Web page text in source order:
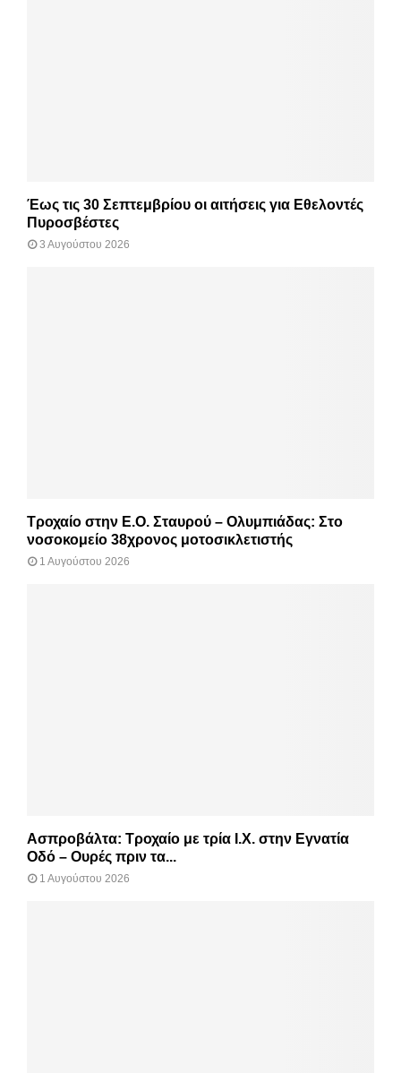
Έως τις 30 Σεπτεμβρίου οι αιτήσεις για Εθελοντές
Πυροσβέστες
3 Αυγούστου 2026
Τροχαίο στην Ε.Ο. Σταυρού – Ολυμπιάδας: Στο
νοσοκομείο 38χρονος μοτοσικλετιστής
1 Αυγούστου 2026
Ασπροβάλτα: Τροχαίο με τρία Ι.Χ. στην Εγνατία
Οδό – Ουρές πριν τα...
1 Αυγούστου 2026